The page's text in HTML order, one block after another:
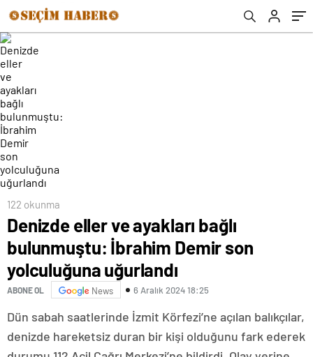
122 okunma
Denizde eller ve ayakları bağlı
bulunmuştu: İbrahim Demir son
yolculuğuna uğurlandı
ABONE OL News 6 Aralık 2024 18:25
Dün sabah saatlerinde İzmit Körfezi’ne açılan balıkçılar,
denizde hareketsiz duran bir kişi olduğunu fark ederek